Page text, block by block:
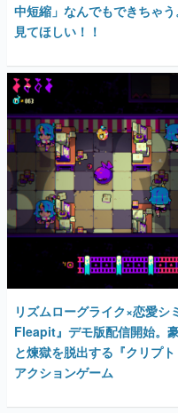
中短縮」なんでもできちゃ
見てほしい！！
リズムローグライク×恋愛
Fleapit』デモ版配信開始。
と煉獄を脱出する『クリプ
アクションゲーム